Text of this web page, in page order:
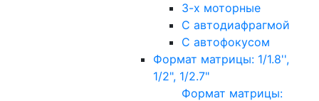
3-х моторные
С автодиафрагмой
С автофокусом
Формат матрицы: 1/1.8'',
1/2", 1/2.7"
Формат матрицы: